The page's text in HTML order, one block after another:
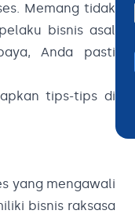
Memang tidak
bisnis asal
Anda pasti
tips-tips di
yang mengawali
bisnis raksasa